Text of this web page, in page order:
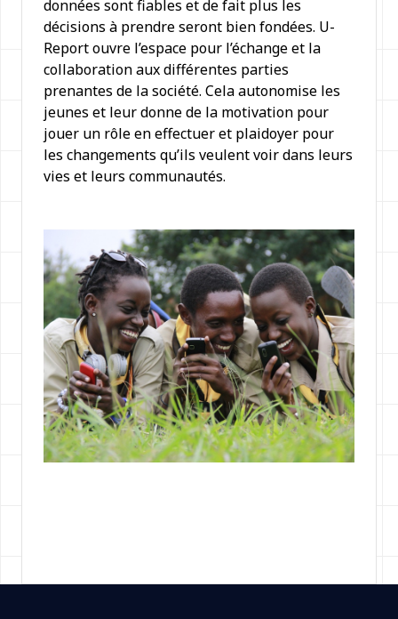
données sont fiables et de fait plus les
décisions à prendre seront bien fondées. U-
Report ouvre l’espace pour l’échange et la
collaboration aux différentes parties
prenantes de la société. Cela autonomise les
jeunes et leur donne de la motivation pour
jouer un rôle en effectuer et plaidoyer pour
les changements qu’ils veulent voir dans leurs
vies et leurs communautés.